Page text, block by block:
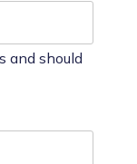
and should